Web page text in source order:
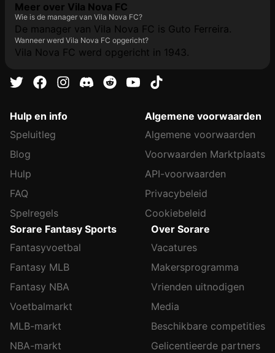
Meer over Vila Nova FC
Wie is de manager van Vila Nova FC?
De manager van Vila Nova FC is Guto Ferreira.
Wanneer werd Vila Nova FC opgericht?
Vila Nova FC werd opgericht in 1943.
Hulp en info
Speluitleg
Blog
Hulp
FAQ
Spelregels
Algemene voorwaarden
Algemene voorwaarden
Voorwaarden Marktplaats
API-voorwaarden
Privacybeleid
Cookiebeleid
Sorare Fantasy Sports
Fantasyvoetbal
Fantasy MLB
Fantasy NBA
Voetbalmarkt
MLB-markt
NBA-markt
Over Sorare
Vacatures
Makersprogramma
Vrienden uitnodigen
Media
Beschikbare competities
Gelicentieerde partners